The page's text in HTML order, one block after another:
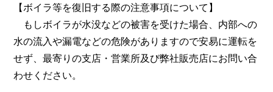
【ボイラ等を復旧する際の注意事項について】
もしボイラが水没などの被害を受けた場合、内部への
水の流入や漏電などの危険がありますので安易に運転を
せず、最寄りの支店・営業所及び弊社販売店にお問い合
わせください。